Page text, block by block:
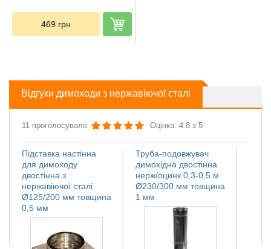
469 грн
Відгуки димоходи з нержавіючої сталі
11 проголосувало Оцінка: 4.8 з 5
Труба-подовжувач
димохідна двостінна
нерж/оцинк 0,3-0,5 м
Ø230/300 мм товщина
1 мм
Підставка настінна
для димоходу
двостінна з
нержавіючої сталі
Ø125/200 мм товщина
0,5 мм